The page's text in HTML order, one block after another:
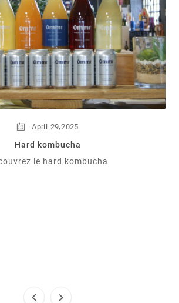
April 29,2025
Hard kombucha
le hard kombucha
 